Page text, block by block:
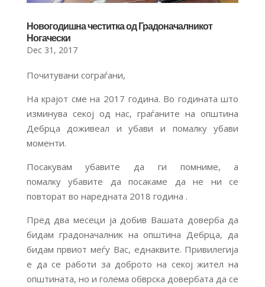
Новогодишна честитка од Градоначалникот
Ногачески
Dec 31, 2017
Почитувани сограѓани,
На крајот сме на 2017 година. Во годината што
изминува секој од нас, граѓаните на општина
Дебрца доживеал и убави и помалку убави
моменти.
Посакувам убавите да ги помниме, а
помалку убавите да посакаме да не ни се
повторат во наредната 2018 година .
Пред два месеци ја добив Вашата доверба да
бидам градоначалник на општина Дебрца, да
бидам првиот меѓу Вас, еднаквите. Привилегија
е да се работи за доброто на секој жител на
општината, но и голема обврска довербата да се